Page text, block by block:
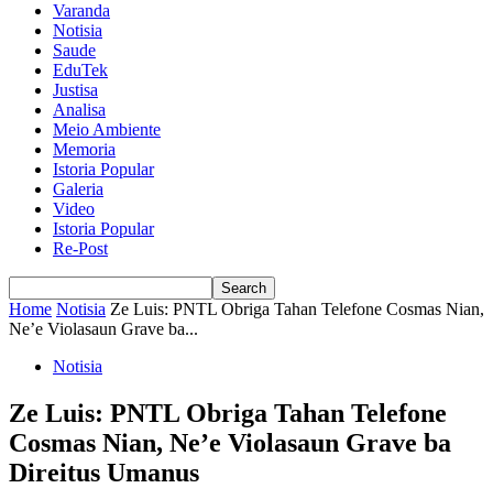
Varanda
Notisia
Saude
EduTek
Justisa
Analisa
Meio Ambiente
Memoria
Istoria Popular
Galeria
Video
Istoria Popular
Re-Post
Home Notisia Ze Luis: PNTL Obriga Tahan Telefone Cosmas Nian,
Ne’e Violasaun Grave ba...
Notisia
Ze Luis: PNTL Obriga Tahan Telefone
Cosmas Nian, Ne’e Violasaun Grave ba
Direitus Umanus